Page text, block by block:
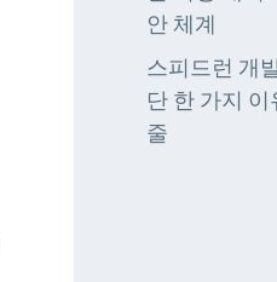
안 체계
스피드런 개
단 한 가지 이
줄